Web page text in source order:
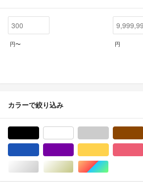
円〜 円
カラーで絞り込み
シルバー/銀色系ゴールド/金色系マルチカラー